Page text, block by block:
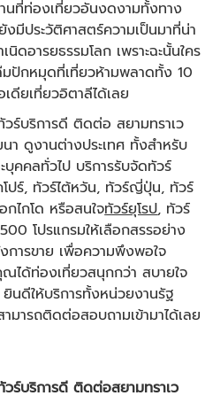
นที่ท่องเที่ยวอันงดงามทั้งทาง
มีประวัติศาสตร์ความเป็นมาที่น่า
นิดอารยธรรมโลก เพราะฉะนั้นใคร
ปักหมุดที่เที่ยวห้ามพลาดทั้ง 10
เดียเที่ยวอิตาลีได้เลย
วร์บริการดี ติดต่อ สยามทราเว
า ดูงานต่างประเทศ ทั้งสำหรับ
คคลทั่วไป บริการรับจัดทัวร์
ปร์, ทัวร์ไต้หวัน, ทัวร์ญี่ปุ่น, ทัวร์
ไกโด หรือสนใจทัวร์ยุโรป, ทัวร์
โปรแกรมให้เลือกสรรอย่าง
การขาย เพื่อความพึงพอใจ
ได้ท่องเที่ยวสนุกกว่า สบายใจ
นดีให้บริการทั้งหน่วยงานรัฐ
มารถติดต่อสอบถามเข้ามาได้เลย
วร์บริการดี ติดต่อสยามทราเว